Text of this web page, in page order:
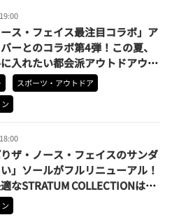
ース・フェイス最注目コラボ」ア
ーとのコラボ第4弾！この夏、
入れたい都会派アウトドアウェ
スポーツ・アウトドア
りザ・ノース・フェイスのサンダ
」ソールがフルリニューアル！
なSTRATUM COLLECTIONは3